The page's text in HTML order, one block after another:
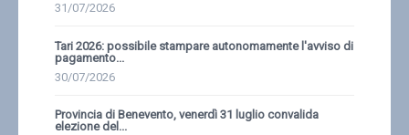
31/07/2026
Tari 2026: possibile stampare autonomamente l'avviso di
pagamento...
30/07/2026
Provincia di Benevento, venerdì 31 luglio convalida
elezione del...